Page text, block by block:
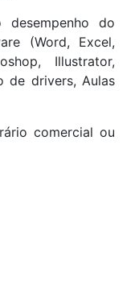
do
(Word, Excel,
Illustrator,
de drivers, Aulas
comercial ou